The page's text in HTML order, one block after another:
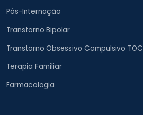
Pós-Internação
Transtorno Bipolar
Transtorno Obsessivo Compulsivo TOC
Terapia Familiar
Farmacologia